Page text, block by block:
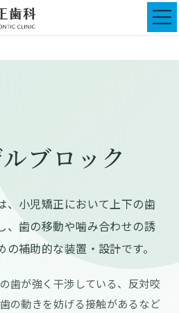
ブロック
、小児矯正において上下の歯
、歯の移動や噛み合わせの誘
補助的な装置・設計です。
歯が強く干渉している、反対咬
の動きを妨げる接触があるなど